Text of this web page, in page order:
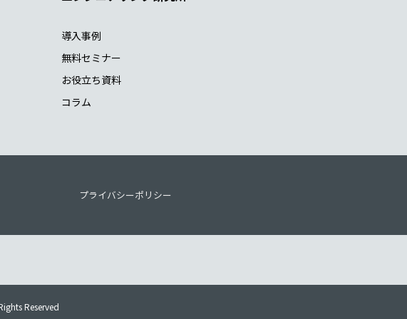
導入事例
無料セミナー
お役立ち資料
コラム
プライバシーポリシー
Reserved